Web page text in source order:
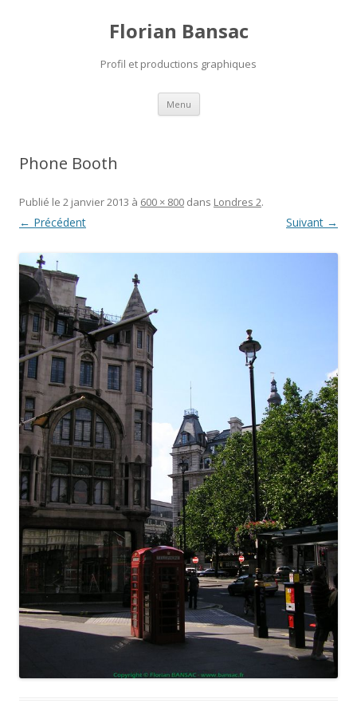
Florian Bansac
Profil et productions graphiques
Menu Aller
contenu
Phone Booth
Publié le 2 janvier 2013 à 600 × 800 dans Londres 2.
← Précédent Suivant →